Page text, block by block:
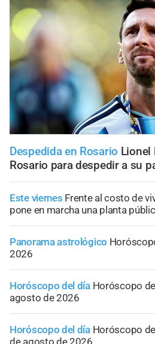
Despedida en Rosario Lionel
Rosario para despedir a su
Este viernes Frente al costo de
pone en marcha una planta
Panorama astrológico
2026
Horóscopo del día Horóscopo
agosto de 2026
Horóscopo del día Horóscopo
de agosto de 2026